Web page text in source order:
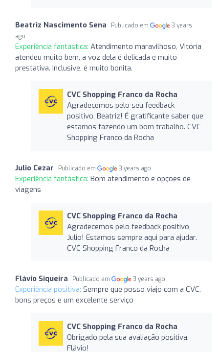
Beatriz Nascimento Sena Publicado em
3 years
ago
Experiência fantástica: Atendimento maravilhoso, Vitória
atendeu muito bem, a voz dela é delicada e muito
prestativa. Inclusive, é muito bonita.
CVC Shopping Franco da Rocha
Agradecemos pelo seu feedback
positivo, Beatriz! É gratificante saber que
estamos fazendo um bom trabalho. CVC
Shopping Franco da Rocha
Julio Cezar Publicado em 3 years ago
Experiência fantástica: Bom atendimento e opções de
viagens
CVC Shopping Franco da Rocha
Agradecemos pelo feedback positivo,
Julio! Estamos sempre aqui para ajudar.
CVC Shopping Franco da Rocha
Flávio Siqueira Publicado em 3 years ago
Experiência positiva: Sempre que posso viajo com a CVC,
bons preços e um excelente serviço
CVC Shopping Franco da Rocha
Obrigado pela sua avaliação positiva,
Flávio!